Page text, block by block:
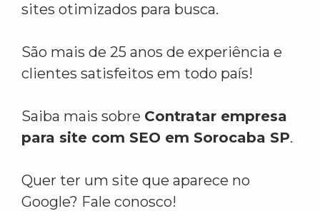
sites otimizados para busca.
São mais de 25 anos de experiência e
clientes satisfeitos em todo país!
Saiba mais sobre Contratar empresa
para site com SEO em Sorocaba SP.
Quer ter um site que aparece no
Google? Fale conosco!